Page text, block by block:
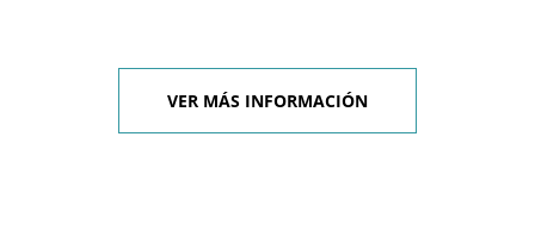
VER MÁS INFORMACIÓN